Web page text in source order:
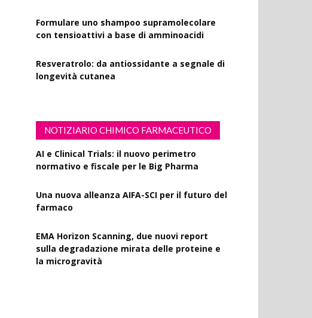
Formulare uno shampoo supramolecolare
con tensioattivi a base di amminoacidi
Resveratrolo: da antiossidante a segnale di
longevità cutanea
NOTIZIARIO CHIMICO FARMACEUTICO
AI e Clinical Trials: il nuovo perimetro
normativo e fiscale per le Big Pharma
Una nuova alleanza AIFA-SCI per il futuro del
farmaco
EMA Horizon Scanning, due nuovi report
sulla degradazione mirata delle proteine e
la microgravità